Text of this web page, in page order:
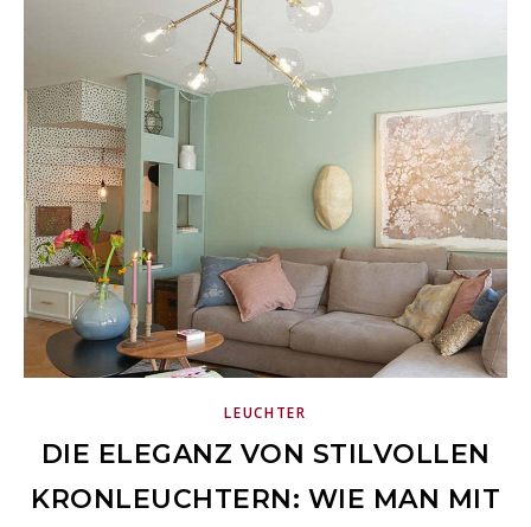
LEUCHTER
DIE ELEGANZ VON STILVOLLEN
KRONLEUCHTERN: WIE MAN MIT